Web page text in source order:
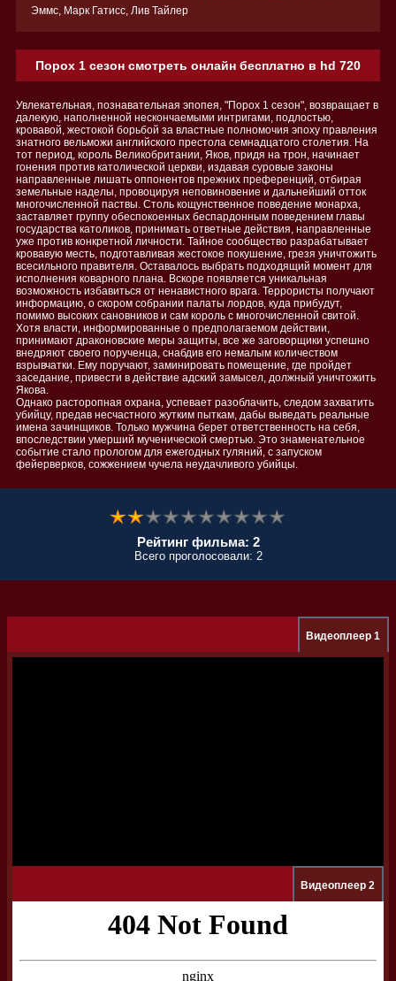
Эммс, Марк Гатисс, Лив Тайлер
Порох 1 сезон смотреть онлайн бесплатно в hd 720
Увлекательная, познавательная эпопея, "Порох 1 сезон", возвращает в
далекую, наполненной нескончаемыми интригами, подлостью,
кровавой, жестокой борьбой за властные полномочия эпоху правления
знатного вельможи английского престола семнадцатого столетия. На
тот период, король Великобритании, Яков, придя на трон, начинает
гонения против католической церкви, издавая суровые законы
направленные лишать оппонентов прежних преференций, отбирая
земельные наделы, провоцируя неповиновение и дальнейший отток
многочисленной паствы. Столь кощунственное поведение монарха,
заставляет группу обеспокоенных беспардонным поведением главы
государства католиков, принимать ответные действия, направленные
уже против конкретной личности. Тайное сообщество разрабатывает
кровавую месть, подготавливая жестокое покушение, грезя уничтожить
всесильного правителя. Оставалось выбрать подходящий момент для
исполнения коварного плана. Вскоре появляется уникальная
возможность избавиться от ненавистного врага. Террористы получают
информацию, о скором собрании палаты лордов, куда прибудут,
помимо высоких сановников и сам король с многочисленной свитой.
Хотя власти, информированные о предполагаемом действии,
принимают драконовские меры защиты, все же заговорщики успешно
внедряют своего порученца, снабдив его немалым количеством
взрывчатки. Ему поручают, заминировать помещение, где пройдет
заседание, привести в действие адский замысел, должный уничтожить
Якова.
Однако расторопная охрана, успевает разоблачить, следом захватить
убийцу, предав несчастного жутким пыткам, дабы выведать реальные
имена зачинщиков. Только мужчина берет ответственность на себя,
впоследствии умерший мученической смертью. Это знаменательное
событие стало прологом для ежегодных гуляний, с запуском
фейерверков, сожжением чучела неудачливого убийцы.
Рейтинг фильма: 2
Всего проголосовали: 2
Видеоплеер 1
Видеоплеер 2